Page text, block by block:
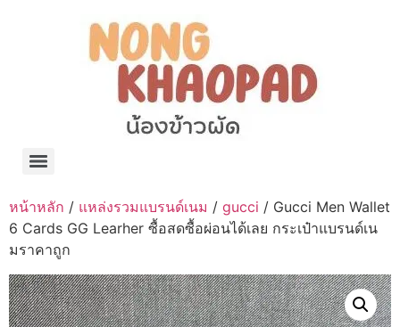
หน้าหลัก / แหล่งรวมแบรนด์เนม / gucci / Gucci Men Wallet
6 Cards GG Learher ซื้อสดซื้อผ่อนได้เลย กระเป๋าแบรนด์เน
มราคาถูก